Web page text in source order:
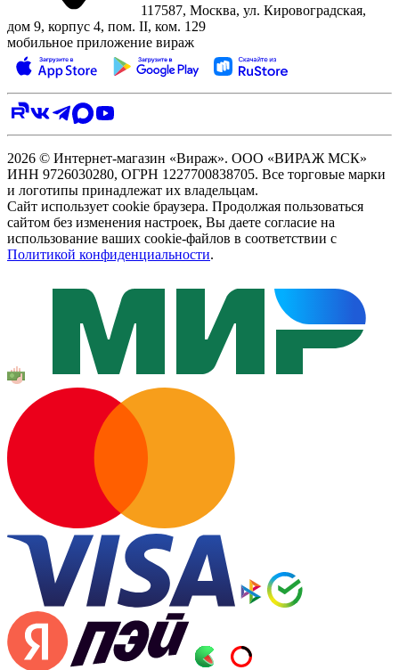
117587, Москва, ул. Кировоградская,
дом 9, корпус 4, пом. II, ком. 129
мобильное приложение вираж
2026 © Интернет-магазин «Вираж». ООО «ВИРАЖ МСК»
ИНН 9726030280, ОГРН 1227700838705. Все торговые марки
и логотипы принадлежат их владельцам.
Сайт использует cookie браузера. Продолжая пользоваться
сайтом без изменения настроек, Вы даете согласие на
использование ваших cookie-файлов в соответствии с
Политикой конфиденциальности.